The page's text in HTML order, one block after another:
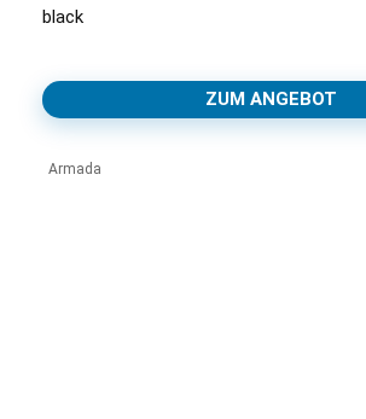
black
ZUM ANGEBOT
Armada